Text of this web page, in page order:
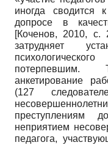
иногда сводится
допросе в
[Коченов, 2010, c.
затрудняет
потерпевшим.
анкетирование
(127
преступлениям
неприятием
педагога,